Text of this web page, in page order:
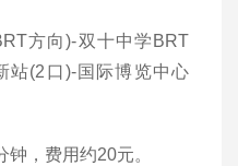
方向)-双十中学BRT
站(2口)-国际博览中心
，费用约20元。